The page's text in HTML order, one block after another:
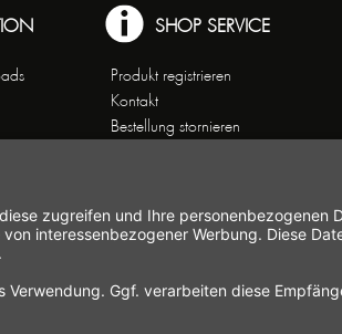
SHOP SERVICE
Produkt registrieren
Kontakt
Bestellung stornieren
Widerrufsformular